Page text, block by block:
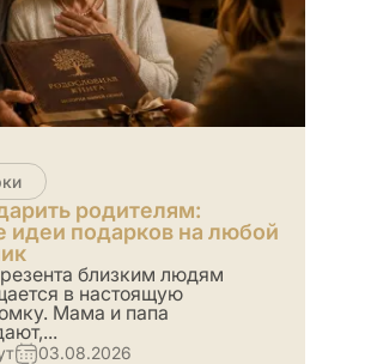
родителям:
идеи подарков на любой
близким людям
в настоящую
Мама и папа
03.08.2026